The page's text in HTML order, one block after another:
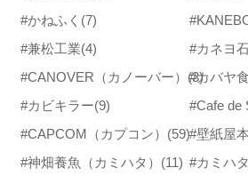
#かねふく (7)
#兼松工業(4) #カネヨ
#CANOVER（カノーバー） (3)
#カバヤ
#カビキラー(9)
#Cafe de
#CAPCOM（カプコン） (59)#壁紙屋
#神畑養魚（カミハタ） (11) #カミハタ